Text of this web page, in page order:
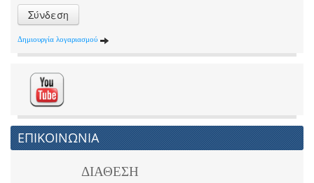
Σύνδεση
Δημιουργία λογαριασμού
ΕΠΙΚΟΙΝΩΝΙΑ
ΔΙΑΘΕΣΗ